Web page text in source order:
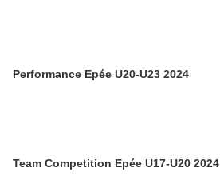
Performance Epée U20-U23 2024
Team Competition Epée U17-U20 2024